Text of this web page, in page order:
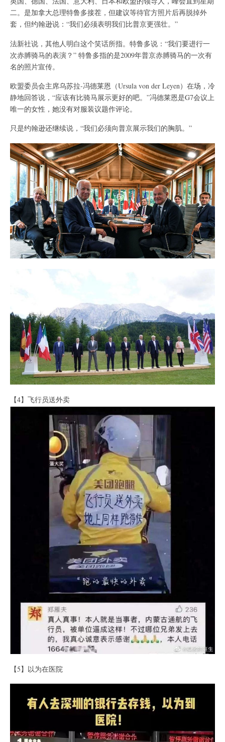
二。是加拿大总理特鲁多接茬，但建议等待官方照片后再脱掉外
套，但约翰逊说：“我们必须表明我们比普京更强壮。”
法新社说，其他人明白这个笑话所指。特鲁多说：“我们要进行一
次赤膊骑马的表演？” 特鲁多指的是2009年普京赤膊骑马的一次有
名的照片宣传。
欧盟委员会主席乌苏拉-冯德莱恩（Ursula von der Leyen）在场，冷
静地回答说，“应该有比骑马展示更好的吧。”冯德莱恩是G7会议上
唯一的女性，她没有对服装议题作评论。
只是约翰逊还继续说，“我们必须向普京展示我们的胸肌。”
【4】飞行员送外卖
【5】以为在医院